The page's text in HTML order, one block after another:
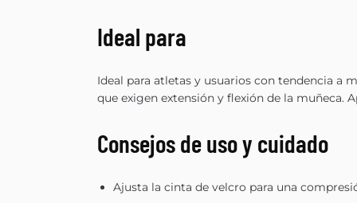
Ideal para
Ideal para atletas y usuarios con tendencia a
que exigen extensión y flexión de la muñeca.
Consejos de uso y cuidado
Ajusta la cinta de velcro para una